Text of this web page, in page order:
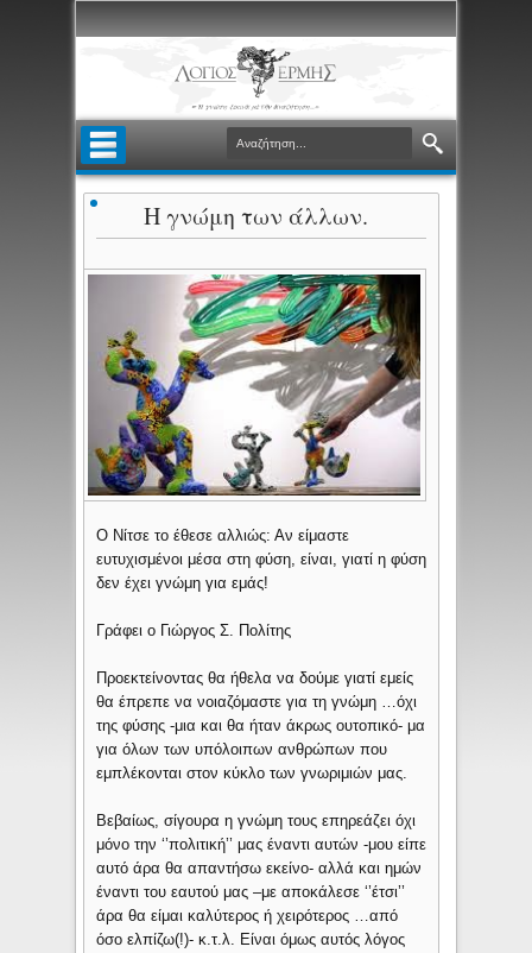
Η γνώμη των άλλων.
Ο Νίτσε το έθεσε αλλιώς: Αν είμαστε
ευτυχισμένοι μέσα στη φύση, είναι, γιατί η φύση
δεν έχει γνώμη για εμάς!
Γράφει ο Γιώργος Σ. Πολίτης
Προεκτείνοντας θα ήθελα να δούμε γιατί εμείς
θα έπρεπε να νοιαζόμαστε για τη γνώμη …όχι
της φύσης -μια και θα ήταν άκρως ουτοπικό- μα
για όλων των υπόλοιπων ανθρώπων που
εμπλέκονται στον κύκλο των γνωριμιών μας.
Βεβαίως, σίγουρα η γνώμη τους επηρεάζει όχι
μόνο την ‘’πολιτική’’ μας έναντι αυτών -μου είπε
αυτό άρα θα απαντήσω εκείνο- αλλά και ημών
έναντι του εαυτού μας –με αποκάλεσε ‘’έτσι’’
άρα θα είμαι καλύτερος ή χειρότερος …από
όσο ελπίζω(!)- κ.τ.λ. Είναι όμως αυτός λόγος